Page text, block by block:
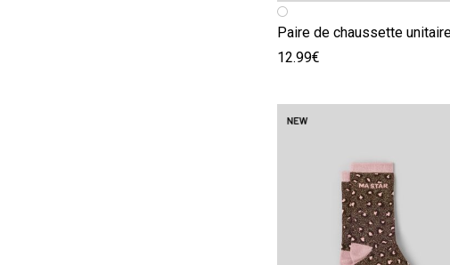
Image précédente
Image suivante
12.99€